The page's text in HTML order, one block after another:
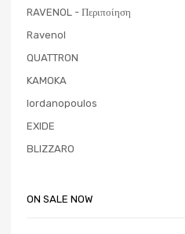
RAVENOL - Περιποίηση
Ravenol
QUATTRON
KAMOKA
Iordanopoulos
EXIDE
BLIZZARO
ON SALE NOW